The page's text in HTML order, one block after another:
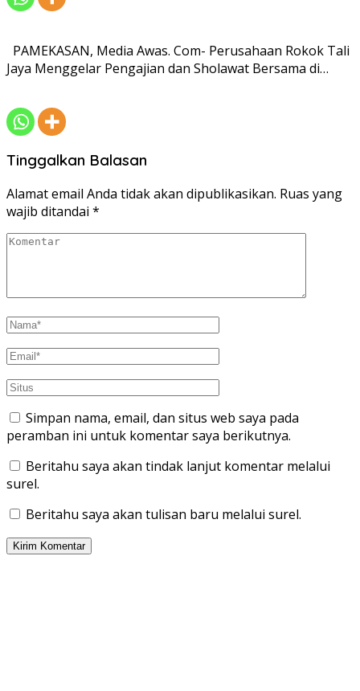
PAMEKASAN, Media Awas. Com- Perusahaan Rokok Tali
Jaya Menggelar Pengajian dan Sholawat Bersama di…
Tinggalkan Balasan
Alamat email Anda tidak akan dipublikasikan. Ruas yang
wajib ditandai *
Simpan nama, email, dan situs web saya pada
peramban ini untuk komentar saya berikutnya.
Beritahu saya akan tindak lanjut komentar melalui
surel.
Beritahu saya akan tulisan baru melalui surel.